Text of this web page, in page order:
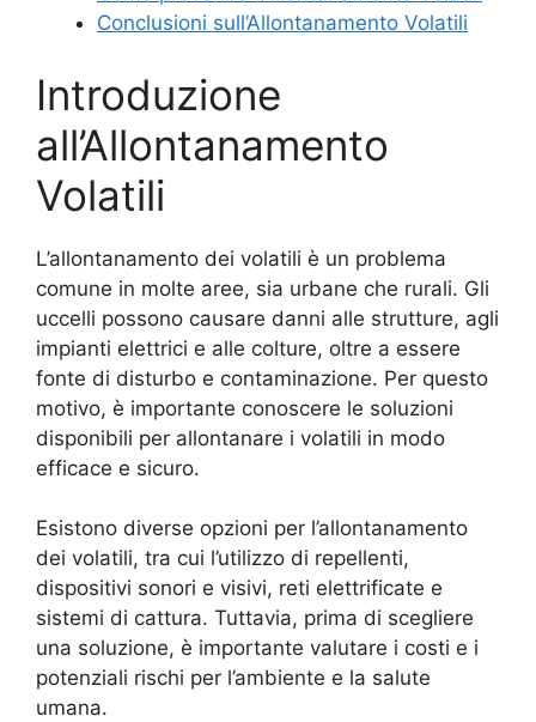
Conclusioni sull’Allontanamento Volatili
Introduzione
all’Allontanamento
Volatili
L’allontanamento dei volatili è un problema
comune in molte aree, sia urbane che rurali. Gli
uccelli possono causare danni alle strutture, agli
impianti elettrici e alle colture, oltre a essere
fonte di disturbo e contaminazione. Per questo
motivo, è importante conoscere le soluzioni
disponibili per allontanare i volatili in modo
efficace e sicuro.
Esistono diverse opzioni per l’allontanamento
dei volatili, tra cui l’utilizzo di repellenti,
dispositivi sonori e visivi, reti elettrificate e
sistemi di cattura. Tuttavia, prima di scegliere
una soluzione, è importante valutare i costi e i
potenziali rischi per l’ambiente e la salute
umana.